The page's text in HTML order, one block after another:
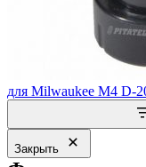
для Milwaukee M4 D-
Закрыть